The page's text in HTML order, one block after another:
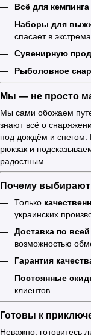
Всё для кемпинга
Наборы для
спасает в
Сувенирную
Рыболовное
Мы — не просто
Мы сами обожаем
знают всё о
под дождём и
рюкзак и
радостным.
Почему выбирают
Только
украинских
Доставка по
возможностью
Гарантия
Постоянные
клиентов.
Готовы к
Неважно, готовитесь